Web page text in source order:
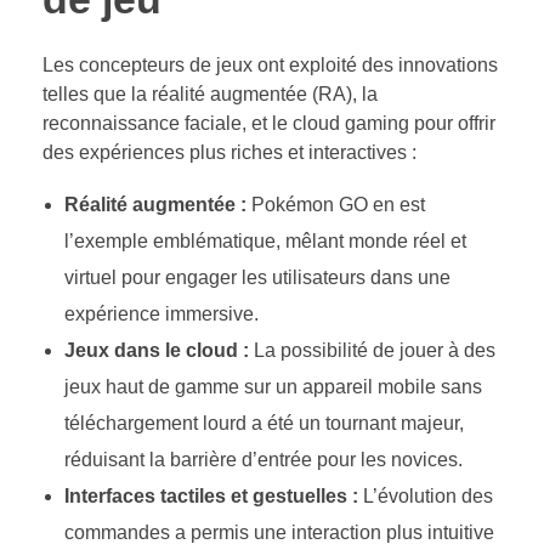
Les concepteurs de jeux ont exploité des innovations
telles que la réalité augmentée (RA), la
reconnaissance faciale, et le cloud gaming pour offrir
des expériences plus riches et interactives :
Réalité augmentée : Pokémon GO en est
l’exemple emblématique, mêlant monde réel et
virtuel pour engager les utilisateurs dans une
expérience immersive.
Jeux dans le cloud : La possibilité de jouer à des
jeux haut de gamme sur un appareil mobile sans
téléchargement lourd a été un tournant majeur,
réduisant la barrière d’entrée pour les novices.
Interfaces tactiles et gestuelles : L’évolution des
commandes a permis une interaction plus intuitive